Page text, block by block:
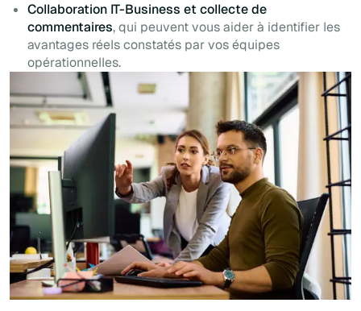
Collaboration IT-Business et collecte de
commentaires, qui peuvent vous aider à identifier les
avantages réels constatés par vos équipes
opérationnelles.